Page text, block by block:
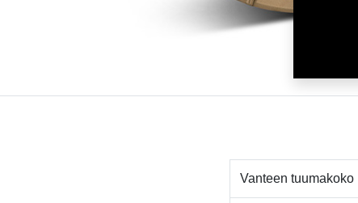
Vanteen tuumakoko